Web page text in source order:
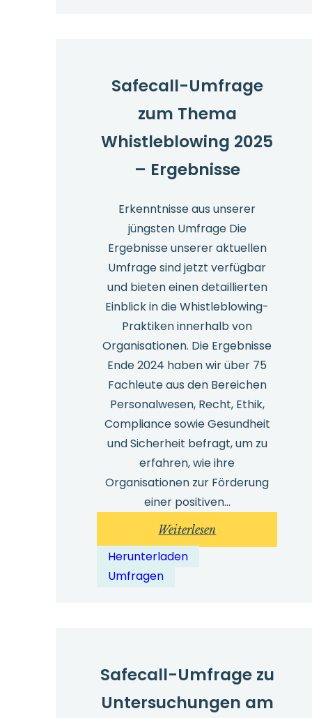
Safecall-Umfrage
zum Thema
Whistleblowing 2025
– Ergebnisse
Erkenntnisse aus unserer
jüngsten Umfrage Die
Ergebnisse unserer aktuellen
Umfrage sind jetzt verfügbar
und bieten einen detaillierten
Einblick in die Whistleblowing-
Praktiken innerhalb von
Organisationen. Die Ergebnisse
Ende 2024 haben wir über 75
Fachleute aus den Bereichen
Personalwesen, Recht, Ethik,
Compliance sowie Gesundheit
und Sicherheit befragt, um zu
erfahren, wie ihre
Organisationen zur Förderung
einer positiven...
Weiterlesen:
Safecall-
Ergebnisse
Herunterladen
Umfragen
Safecall-Umfrage zu
Untersuchungen am